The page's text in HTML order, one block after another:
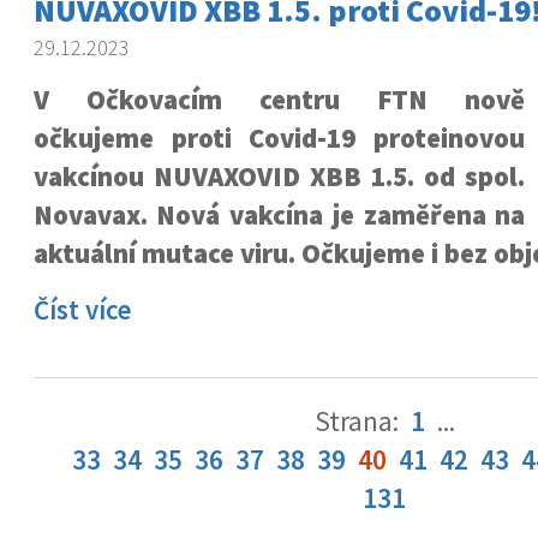
NUVAXOVID XBB 1.5. proti Covid-
29.12.2023
V Očkovacím centru FTN nově
očkujeme proti Covid-19 proteinovou
vakcínou NUVAXOVID XBB 1.5. od spol.
Novavax. Nová vakcína je zaměřena na
aktuální mutace viru. Očkujeme i bez
Číst více
Strana: 1 ...
33 34 35 36 37 38 39 40 41 42 43
131